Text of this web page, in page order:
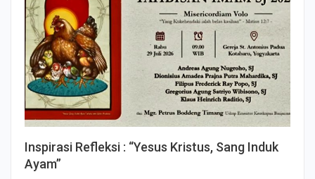
Inspirasi Refleksi : “Yesus Kristus, Sang Induk
Ayam”